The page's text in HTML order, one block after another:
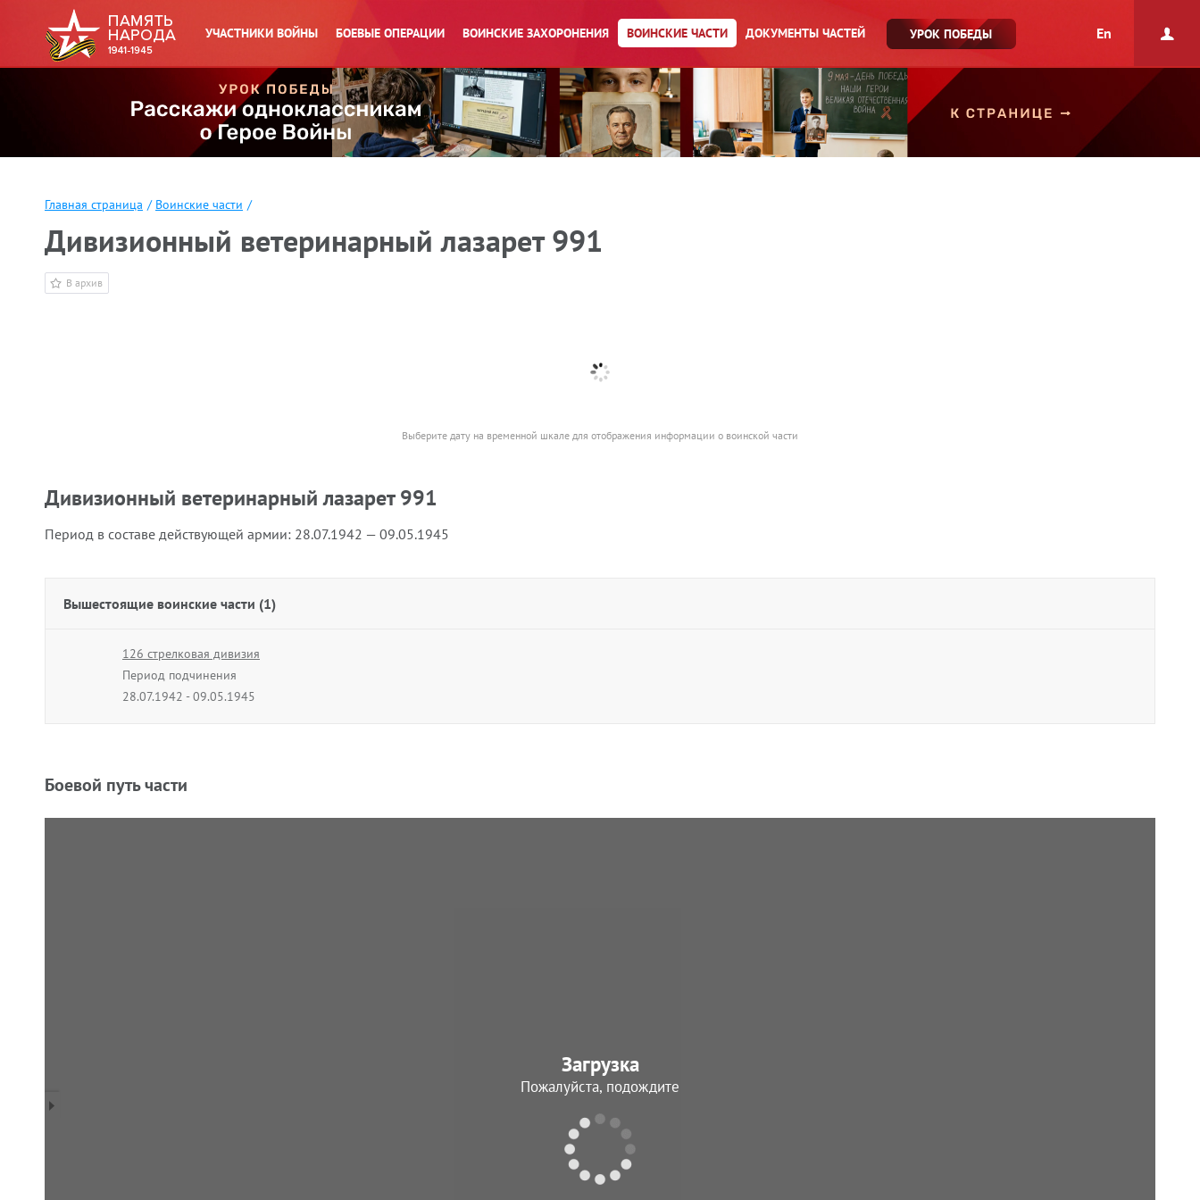
УЧАСТНИКИ ВОЙНЫ БОЕВЫЕ ОПЕРАЦИИ ВОИНСКИЕ ЗАХОРОНЕНИЯ ВОИНСКИЕ ЧАСТИ ДОКУМЕНТЫ ЧАСТЕЙ УРОК ПОБЕДЫ En
Главная страница / Воинские части /
Дивизионный ветеринарный лазарет 991
В архив
Выберите дату на временной шкале для отображения информации о воинской части
Дивизионный ветеринарный лазарет 991
Период в составе действующей армии: 28.07.1942 — 09.05.1945
Вышестоящие воинские части (1)
126 стрелковая дивизия
Период подчинения
28.07.1942 - 09.05.1945
Боевой путь части
Загрузка
Пожалуйста, подождите